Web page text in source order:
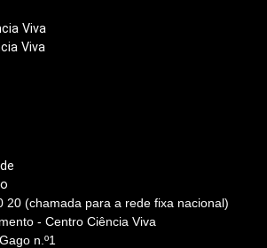
Viva
Viva
20 (chamada para a rede fixa nacional)
- Centro Ciência Viva
n.º1